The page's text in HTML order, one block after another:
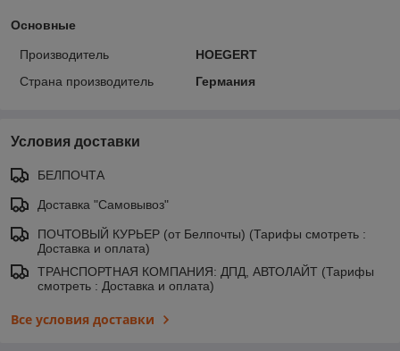
Основные
Производитель
HOEGERT
Страна производитель
Германия
Условия доставки
БЕЛПОЧТА
Доставка "Самовывоз"
ПОЧТОВЫЙ КУРЬЕР (от Белпочты) (Тарифы смотреть :
Доставка и оплата)
ТРАНСПОРТНАЯ КОМПАНИЯ: ДПД, АВТОЛАЙТ (Тарифы
смотреть : Доставка и оплата)
Все условия доставки